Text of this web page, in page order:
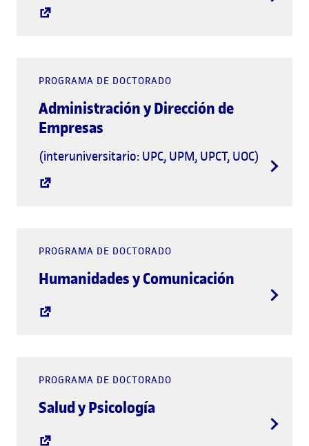
PROGRAMA DE DOCTORADO
Administración y Dirección de
Empresas
(interuniversitario: UPC, UPM, UPCT, UOC)
PROGRAMA DE DOCTORADO
Humanidades y Comunicación
PROGRAMA DE DOCTORADO
Salud y Psicología